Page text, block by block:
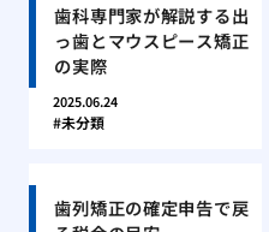
歯科専門家が解説する出
っ歯とマウスピース矯正
の実際
2025.06.24
未分類
歯列矯正の確定申告で戻